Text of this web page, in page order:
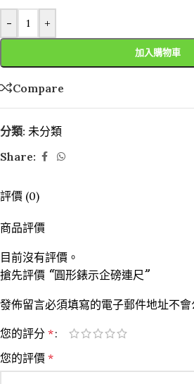
- +
加入購物車
Compare
分類: 未分類
Share:
評價 (0)
商品評價
目前沒有評價。
搶先評價 “圓形錶示企磅連尺”
發佈留言必須填寫的電子郵件地址不會
您的評分 *
您的評價 *